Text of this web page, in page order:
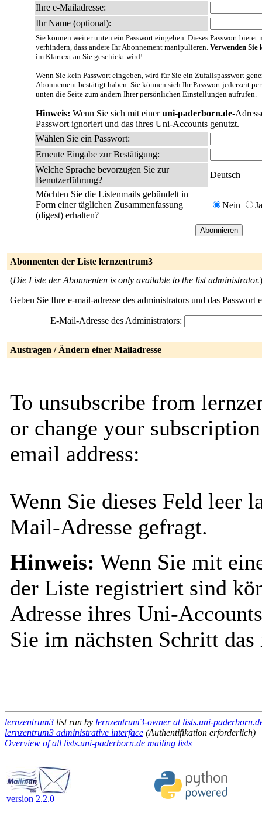
Ihre e-Mailadresse:
Ihr Name (optional):
Sie können weiter unten ein Passwort eingeben. Dieses Passwort
verhindern, dass andere Ihr Abonnement manipulieren. Verwenden Sie
im Klartext an Sie geschickt wird!
Wenn Sie kein Passwort eingeben, wird für Sie ein Zufallspasswort
Abonnement bestätigt haben. Sie können sich Ihr Passwort jederzeit
unten die Seite zum ändern Ihrer persönlichen Einstellungen aufrufen.
Hinweis: Wenn Sie sich mit eineruni-paderborn.de-
Passwort ignoriert und das ihres Uni-Accounts genutzt.
Wählen Sie ein Passwort:
Erneute Eingabe zur Bestätigung:
Welche Sprache bevorzugen Sie zur
Benutzerführung?
Deutsch
Möchten Sie die Listenmails gebündelt in
Form einer täglichen Zusammenfassung
(digest) erhalten?
Nein Ja
Abonnenten der Liste lernzentrum3
(Die Liste der Abonnenten is only available to the list administrator.)
Geben Sie Ihre e-mail-adresse des administrators und das
E-Mail-Adresse des Administrators:
Austragen / Ändern einer Mailadresse
To unsubscribe from
or change your
email address:
Wenn Sie dieses Feld leer
Mail-Adresse gefragt.
Hinweis: Wenn Sie mit
der Liste registriert sind
Adresse ihres Uni-
Sie im nächsten Schritt
lernzentrum3 list run by lernzentrum3-owner at lists.uni-
lernzentrum3 administrative interface (Authentifikation erforderlich)
Overview of all lists.uni-paderborn.de mailing lists
version 2.2.0